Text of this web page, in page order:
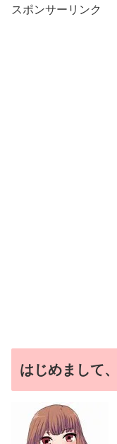
スポンサーリンク
はじめまして